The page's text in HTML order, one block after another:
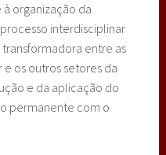
organização da
interdisciplinar
entre as
os outros setores da
e da aplicação do
permanente com o